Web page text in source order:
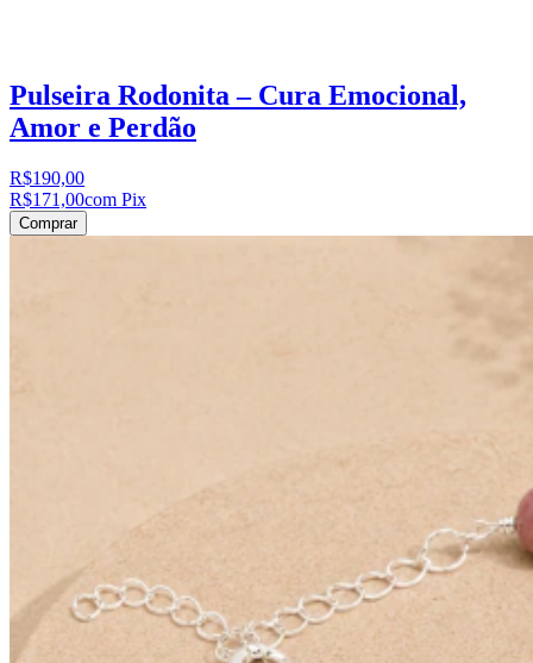
Pulseira Rodonita – Cura Emocional,
Amor e Perdão
R$190,00
R$171,00com Pix
Comprar